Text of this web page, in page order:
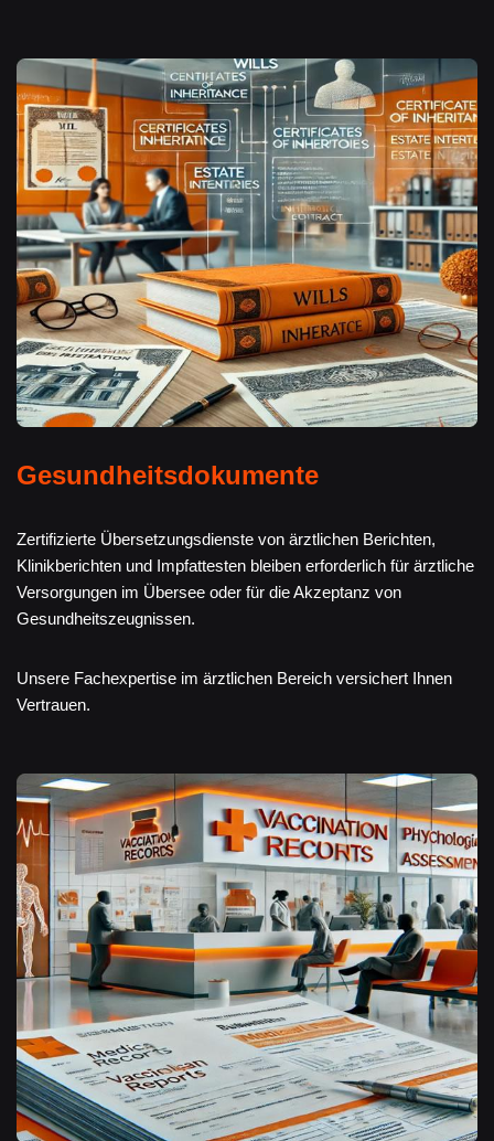
Gesundheitsdokumente
Zertifizierte Übersetzungsdienste von ärztlichen Berichten,
Klinikberichten und Impfattesten bleiben erforderlich für ärztliche
Versorgungen im Übersee oder für die Akzeptanz von
Gesundheitszeugnissen.
Unsere Fachexpertise im ärztlichen Bereich versichert Ihnen
Vertrauen.